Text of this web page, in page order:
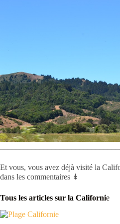
Et vous, vous avez déjà visité la
dans les commentaires ↡
Tous les articles sur la Californie